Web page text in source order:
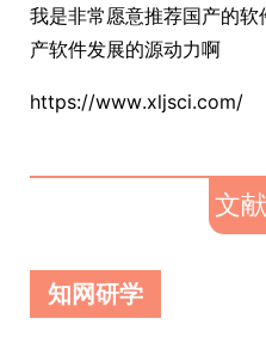
我是非常愿意推荐国产的
产软件发展的源动力啊
https://www.xljsci.com/
文
知网研学